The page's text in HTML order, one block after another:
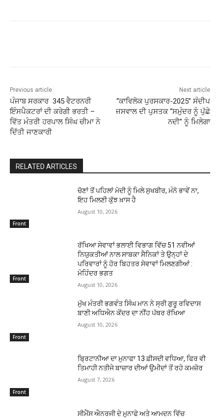
Previous article
ਪੰਜਾਬ ਸਰਕਾਰ 345 ਵੈਟਰਨਰੀ
ਇੰਸਪੈਕਟਰਾਂ ਦੀ ਕਰੇਗੀ ਭਰਤੀ –
ਵਿੱਤ ਮੰਤਰੀ ਹਰਪਾਲ ਸਿੰਘ ਚੀਮਾ ਨੇ
ਦਿੱਤੀ ਜਾਣਕਾਰੀ
Next article
‘‘ਕਾਵਿਲੋਕ ਪੁਰਸਕਾਰ-2025’’ ਸੰਦੀਪ
ਜਸਵਾਲ ਦੀ ਪੁਸਤਕ ‘‘ਸਮੁੰਦਰ ਨੂੰ ਪੁੱਛੇ
ਨਦੀ’’ ਨੂੰ ਮਿਲੇਗਾ
RELATED ARTICLES
Front
ਚੋਣਾਂ ਤੋਂ ਪਹਿਲਾਂ ਮੋਦੀ ਨੂੰ ਮਿਲੇ ਸੁਖਬੀਰ, ਮੰਨੋ ਭਾਵੇਂ ਨਾ,
ਇਹ ਮਿਲਣੀ ਕੁੱਝ ਖ਼ਾਸ ਹੈ
August 10, 2026
Front
ਰੱਖਿਆ ਸੇਵਾਵਾਂ ਭਲਾਈ ਵਿਭਾਗ ਵਿੱਚ 51 ਨਵੀਆਂ
ਨਿਯੁਕਤੀਆਂ ਨਾਲ ਸਾਬਕਾ ਸੈਨਿਕਾਂ ਤੇ ਉਨ੍ਹਾਂ ਦੇ
ਪਰਿਵਾਰਾਂ ਨੂੰ ਹੋਰ ਬਿਹਤਰ ਸੇਵਾਵਾਂ ਮਿਲਣਗੀਆਂ :
ਮੋਹਿੰਦਰ ਭਗਤ
August 10, 2026
Front
ਮੁੱਖ ਮੰਤਰੀ ਭਗਵੰਤ ਸਿੰਘ ਮਾਨ ਨੇ ਸ੍ਰੀ ਗੁਰੂ ਰਵਿਦਾਸ
ਬਾਣੀ ਅਧਿਐਨ ਕੇਂਦਰ ਦਾ ਨੀਂਹ ਪੱਥਰ ਰੱਖਿਆ
August 10, 2026
Front
ਬ੍ਰਿਟਾਨੀਆ ਦਾ ਮੁਨਾਫਾ 13 ਫ਼ੀਸਦੀ ਵਧਿਆ, ਫਿਰ ਵੀ
ਤਿਮਾਹੀ ਨਤੀਜੇ ਬਾਜ਼ਾਰ ਦੀਆਂ ਉਮੀਦਾਂ ਤੋਂ ਰਹੇ ਕਮਜ਼ੋਰ
August 7, 2026
ਸੀਮੈਂਸ ਐਨਰਜੀ ਦੇ ਮੁਨਾਫੇ ਅਤੇ ਆਮਦਨ ਵਿੱਚ